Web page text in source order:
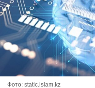
Фото: static.islam.kz